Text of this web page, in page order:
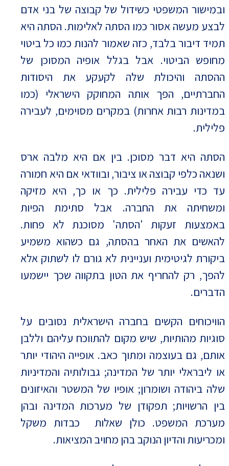
ובמישור המשפטי כשידול של קבוצה של בני אדם
לבצע מעשה אסור כמו הסתה לאלימות. הסתה היא
תמיד דיבור בלבד, כזה שאמור להנות כמו כל ביטוי
מחופש הביטוי. אבל בגלל אופיה המסוכן של
ההסתה והיכולת שלה לקעקע את היסודות
החברתיים, הפך אותה המחוקק הישראלי (כמו
במדינות רבות אחרות) במקרים מסוימים, לעבירה
פלילית.
הסתה היא דבר מסוכן. בין אם היא מלבה ארס
ושנאה כלפי קבוצה או ציבור, ובוודאי אם היא חמורה
עד כדי עבירה פלילית. כך או כך, היא מזיקה
ומשחיתה את החברה. אבל סתימת הפיות
באמצעות זעקות 'הסתה' מסוכנת לא פחות.
להאשים את האחר בהסתה, גם כשהוא משמיע
ביקורת לגיטימית ועניינית לא גורם לו לשתוק אלא
להפך, רק להחריף את הטון בתקווה שכך יישמעו
הדברים.
הוויכוחים הקשים בחברה הישראלית נסובים על
סוגיות מהותיות, שיש מקום להתווכח עליהם וללבן
אותם, גם בעוצמה ומתוך כאב. אופייה היהודי יותר
או ליבראלי יותר של המדינה; גבולותיה והמדיניות
שלה ביהודה ושומרון; אופיו של המשטר והאיזונים
בין הרשויות; תפקודן של מערכות המדינה ובהן
מערכת המשפט. כולן שאלות כבדות משקל
ומכריעות והדיון הנוקב בהן מחויב המציאות.